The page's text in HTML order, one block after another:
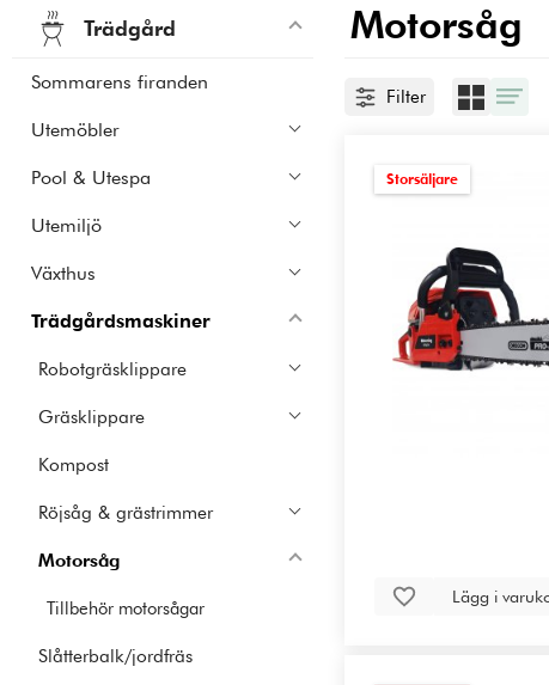
Motorsåg
Trädgård
Sommarens firanden
Utemöbler
Pool & Utespa
Utemiljö
Växthus
Trädgårdsmaskiner
Robotgräsklippare
Gräsklippare
Kompost
Röjsåg & grästrimmer
Motorsåg
Tillbehör motorsågar
Slåtterbalk/jordfräs
Filter
Storsäljare
Lägg i